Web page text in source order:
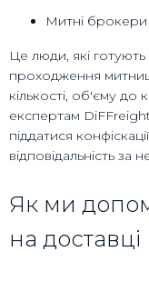
Митні брокери
Це люди, які
проходження
кількості, об'єму до
експертам
піддатися
відповідальність
Як ми
на доставці